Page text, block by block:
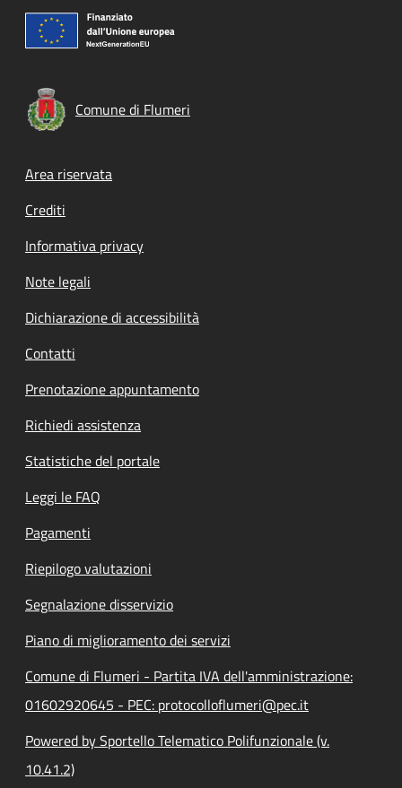
Comune di Flumeri
Footer menu
Area riservata
Crediti
Informativa privacy
Note legali
Dichiarazione di accessibilità
Contatti
Prenotazione appuntamento
Richiedi assistenza
Statistiche del portale
Leggi le FAQ
Pagamenti
Riepilogo valutazioni
Segnalazione disservizio
Piano di miglioramento dei servizi
Comune di Flumeri - Partita IVA dell'amministrazione:
01602920645 - PEC: protocolloflumeri@pec.it
Powered by Sportello Telematico Polifunzionale (v.
10.41.2)